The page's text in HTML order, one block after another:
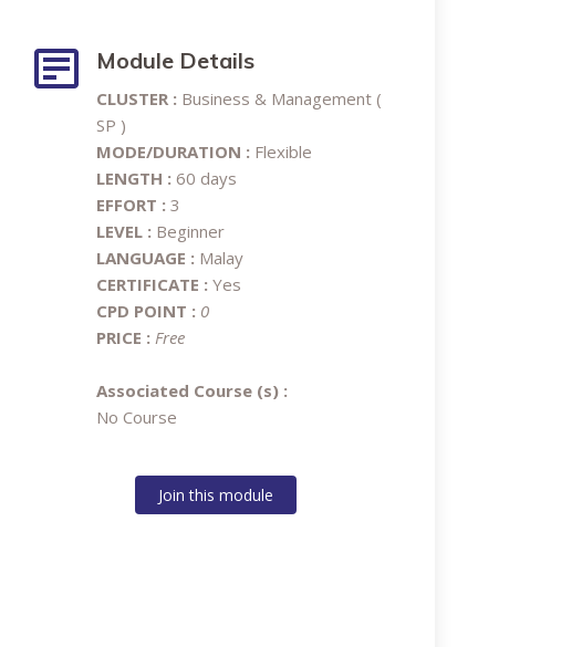
Module Details
CLUSTER : Business & Management (
SP )
MODE/DURATION : Flexible
LENGTH : 60 days
EFFORT : 3
LEVEL : Beginner
LANGUAGE : Malay
CERTIFICATE : Yes
CPD POINT : 0
PRICE : Free
Associated Course (s) :
No Course
Join this module